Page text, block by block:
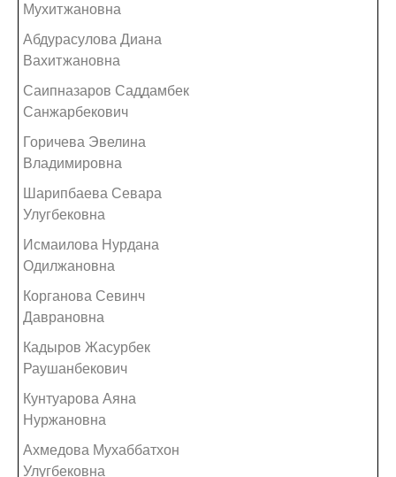
Мухитжановна
Абдурасулова Диана
Вахитжановна
Саипназаров Саддамбек
Санжарбекович
Горичева Эвелина
Владимировна
Шарипбаева Севара
Улугбековна
Исмаилова Нурдана
Одилжановна
Корганова Севинч
Даврановна
Кадыров Жасурбек
Раушанбекович
Кунтуарова Аяна
Нуржановна
Ахмедова Мухаббатхон
Улугбековна